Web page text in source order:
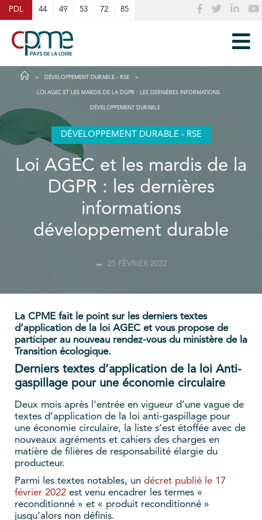
PDL 44 49 53 72 85
DÉVELOPPEMENT DURABLE - RSE
LOI AGEC ET LES MARDIS DE LA DGPR : LES DERNIÈRES INFORMATIONS
DÉVELOPPEMENT DURABLE
DÉVELOPPEMENT DURABLE - RSE
Loi AGEC et les mardis de la
DGPR : les dernières
informations
développement durable
25 FÉVRIER 2022
La CPME fait le point sur les derniers textes
d’application de la loi AGEC et vous propose de
participer au nouveau rendez-vous du ministère de la
Transition écologique.
Derniers textes d’application de la loi Anti-
gaspillage pour une économie circulaire
Deux mois après l’entrée en vigueur d’une vague de
textes d’application de la loi anti-gaspillage pour
une économie circulaire, la liste s’est étoffée avec de
nouveaux agréments et cahiers des charges en
matière de filières de responsabilité élargie du
producteur.
Parmi les textes notables, un décret publié le 17
février 2022 est venu encadrer les termes «
reconditionné » et « produit reconditionné »
jusqu’alors non définis.
Cookies management panel